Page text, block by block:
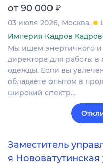
от 90 000 ₽
03 июля 2026 Москва
Империя Кадров
Мы ищем энергичного и
директора для работы в
одежды. Если вы
обладаете опытом в
широкий спектр…
Заместитель
я Нововатутинская